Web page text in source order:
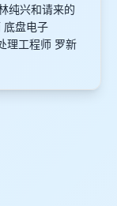
纯兴和请来的
底盘电子
理工程师 罗新